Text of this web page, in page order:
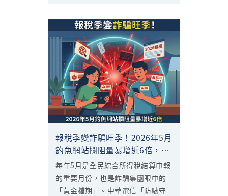
超過350%。這類攻擊的目的，往往
是把使用者的手機或電腦偷偷變成
幫駭客賺錢的挖礦工具。這篇文章
將帶您看懂這波攻擊的規模，以及
日常生活中該怎麼發現、怎麼防
範。...
報稅季變詐騙旺季！2026年5月
釣魚網站攔阻量暴增近6倍，寬
頻、行動裝置無一倖免
每年5月是全民綜合所得稅結算申報
的重要月份，也是詐騙集團眼中的
「黃金檔期」。中華電信「防駭守